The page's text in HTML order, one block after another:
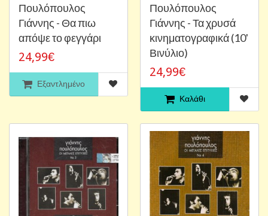
Πουλόπουλος
Γιάννης - Θα πιω
απόψε το φεγγάρι
24,99€
Εξαντλημένο
Πουλόπουλος
Γιάννης - Τα χρυσά
κινηματογραφικά (10'
Βινύλιο)
24,99€
Καλάθι